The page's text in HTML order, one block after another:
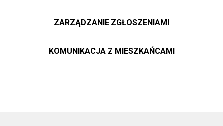
ZARZĄDZANIE ZGŁOSZENIAMI
KOMUNIKACJA Z MIESZKAŃCAMI